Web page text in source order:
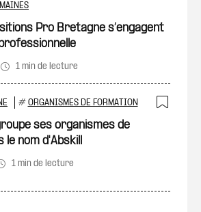
Pro Bretagne s’engagent
1 min de lecture
# ORGANISMES DE FORMATION
ses organismes de
nom d'Abskill
1 min de lecture